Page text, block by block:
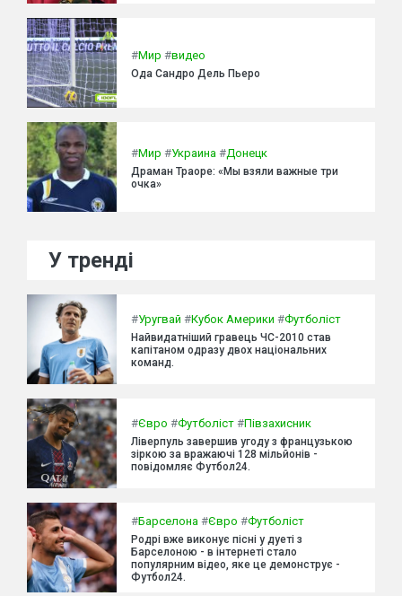
#Мир #видео
Ода Сандро Дель Пьеро
#Мир #Украина #Донецк
Драман Траоре: «Мы взяли важные три
очка»
У тренді
#Уругвай #Кубок Америки #Футболіст
Найвидатніший гравець ЧС-2010 став
капітаном одразу двох національних
команд.
#Євро #Футболіст #Півзахисник
Ліверпуль завершив угоду з французькою
зіркою за вражаючі 128 мільйонів -
повідомляє Футбол24.
#Барселона #Євро #Футболіст
Родрі вже виконує пісні у дуеті з
Барселоною - в інтернеті стало
популярним відео, яке це демонструє -
Футбол24.